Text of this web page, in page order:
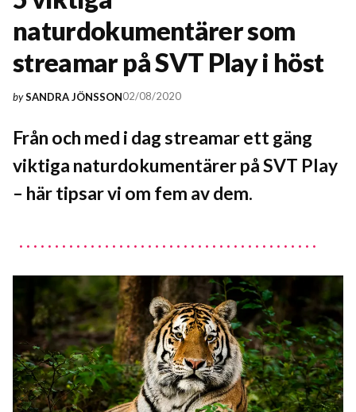
naturdokumentärer som
streamar på SVT Play i höst
by SANDRA JÖNSSON02/08/2020
Från och med i dag streamar ett gäng
viktiga naturdokumentärer på SVT Play
– här tipsar vi om fem av dem.